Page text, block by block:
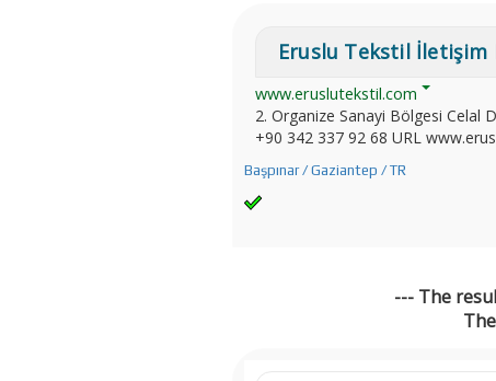
Eruslu Tekstil İletişim
www.eruslutekstil.com
2. Organize Sanayi Bölgesi Celal
+90 342 337 92 68 URL
Başpınar / Gaziantep / TR
--- The